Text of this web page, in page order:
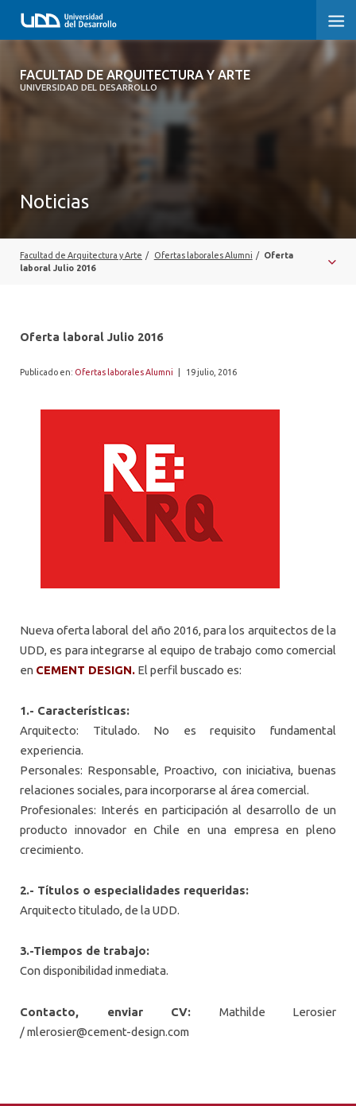
FACULTAD DE ARQUITECTURA Y ARTE
UNIVERSIDAD DEL DESARROLLO
FACULTAD DE ARQUITECTURA Y ARTE
MAGÍSTER
Noticias
Facultad de Arquitectura y Arte / Ofertas laborales Alumni / Oferta
laboral Julio 2016
Oferta laboral Julio 2016
Publicado en: Ofertas laborales Alumni 19 julio, 2016
Nueva oferta laboral del año 2016, para los arquitectos de la
UDD, es para integrarse al equipo de trabajo como comercial
en CEMENT DESIGN. El perfil buscado es:
1.- Características:
Arquitecto: Titulado. No es requisito fundamental
experiencia.
Personales: Responsable, Proactivo, con iniciativa, buenas
relaciones sociales, para incorporarse al área comercial.
Profesionales: Interés en participación al desarrollo de un
producto innovador en Chile en una empresa en pleno
crecimiento.
2.- Títulos o especialidades requeridas:
Arquitecto titulado, de la UDD.
3.-Tiempos de trabajo:
Con disponibilidad inmediata.
Contacto, enviar CV: Mathilde Lerosier
/mlerosier@cement-design.com